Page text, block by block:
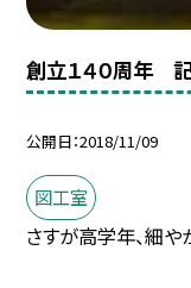
創立１４０周年
公開日 2018/11/09
図工室
さすが高学年、細や